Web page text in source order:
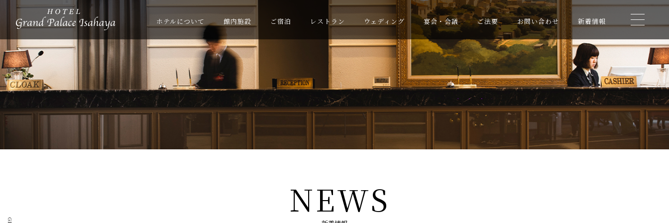
ホテルについて 館内施設 ご宿泊 レストラン ウェディング 宴会・会議 ご法要 お問い合わせ 新着情報
NEWS